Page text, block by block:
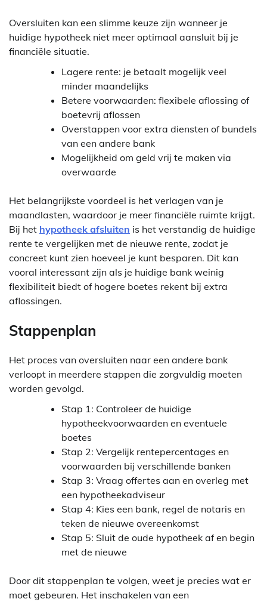
Oversluiten kan een slimme keuze zijn wanneer je
huidige hypotheek niet meer optimaal aansluit bij je
financiële situatie.
Lagere rente: je betaalt mogelijk veel
minder maandelijks
Betere voorwaarden: flexibele aflossing of
boetevrij aflossen
Overstappen voor extra diensten of bundels
van een andere bank
Mogelijkheid om geld vrij te maken via
overwaarde
Het belangrijkste voordeel is het verlagen van je
maandlasten, waardoor je meer financiële ruimte krijgt.
Bij het hypotheek afsluiten is het verstandig de huidige
rente te vergelijken met de nieuwe rente, zodat je
concreet kunt zien hoeveel je kunt besparen. Dit kan
vooral interessant zijn als je huidige bank weinig
flexibiliteit biedt of hogere boetes rekent bij extra
aflossingen.
Stappenplan
Het proces van oversluiten naar een andere bank
verloopt in meerdere stappen die zorgvuldig moeten
worden gevolgd.
Stap 1: Controleer de huidige
hypotheekvoorwaarden en eventuele
boetes
Stap 2: Vergelijk rentepercentages en
voorwaarden bij verschillende banken
Stap 3: Vraag offertes aan en overleg met
een hypotheekadviseur
Stap 4: Kies een bank, regel de notaris en
teken de nieuwe overeenkomst
Stap 5: Sluit de oude hypotheek af en begin
met de nieuwe
Door dit stappenplan te volgen, weet je precies wat er
moet gebeuren. Het inschakelen van een